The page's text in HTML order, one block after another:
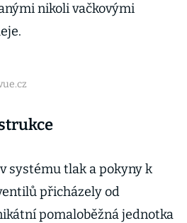
nikoli vačkovými
systému tlak a pokyny k
přicházely od
pomaloběžná jednotka